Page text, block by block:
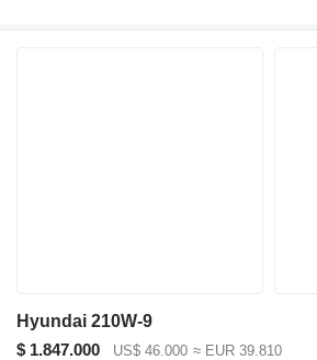
Hyundai 210W-9
$ 1.847.000
US$ 46.000 ≈ EUR 39.810